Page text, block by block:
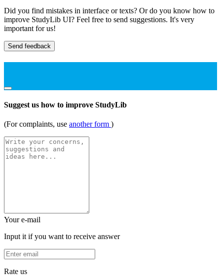
Did you find mistakes in interface or texts? Or do you know how to
improve StudyLib UI? Feel free to send suggestions. It's very
important for us!
Send feedback
Suggest us how to improve StudyLib
(For complaints, use another form )
Your e-mail
Input it if you want to receive answer
Rate us